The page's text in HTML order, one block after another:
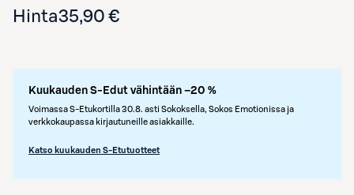
Hinta35,90 €
Kuukauden S-Edut vähintään –20 %
Voimassa S-Etukortilla 30.8. asti Sokoksella, Sokos Emotionissa ja
verkkokaupassa kirjautuneille asiakkaille.
Katso kuukauden S-Etutuotteet